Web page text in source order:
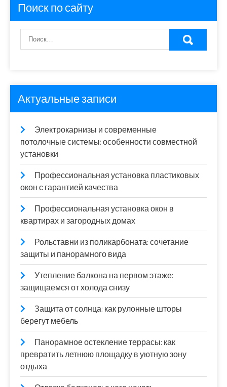
Поиск по сайту
Актуальные записи
Электрокарнизы и современные
потолочные системы: особенности совместной
установки
Профессиональная установка пластиковых
окон с гарантией качества
Профессиональная установка окон в
квартирах и загородных домах
Рольставни из поликарбоната: сочетание
защиты и панорамного вида
Утепление балкона на первом этаже:
защищаемся от холода снизу
Защита от солнца: как рулонные шторы
берегут мебель
Панорамное остекление террасы: как
превратить летнюю площадку в уютную зону
отдыха